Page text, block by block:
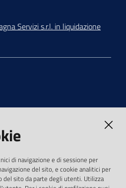
Servizi s.r.l. in liquidazione
di navigazione e di sessione per
del sito, e cookie analitici per
del sito da parte degli utenti. Utilizza